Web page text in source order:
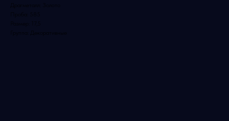
Драгметалл: Золото
Группа: Декоративные